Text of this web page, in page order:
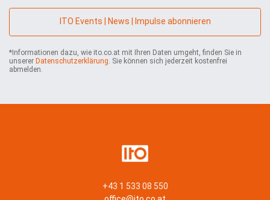
r
e
m
e
ITO Events | News | Impulse abonnieren
*Informationen dazu, wie ito.co.at mit Ihren Daten umgeht, finden Sie in
unserer Datenschutzerklärung. Sie können sich jederzeit kostenfrei
abmelden.
+43 1 533 08 550